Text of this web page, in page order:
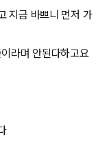
지금 바쁘니 먼저 가
라며 안된다하고요